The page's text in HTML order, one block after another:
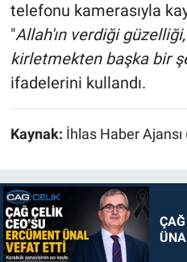
telefonu kamerasıyla
"Allah'ın verdiği
kirletmekten başka bir
ifadelerini kullandı.
Kaynak: İhlas Haber Ajansı